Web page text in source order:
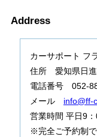
Address
カーサポート フ
住所 愛知県日進
電話番号 052-
メール info@ff-
営業時間 平日9
※完全ご予約制